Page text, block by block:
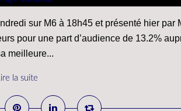
sur M6 à 18h45 et présenté hier par
pour une part d’audience de 13.2%
meilleure...
la suite